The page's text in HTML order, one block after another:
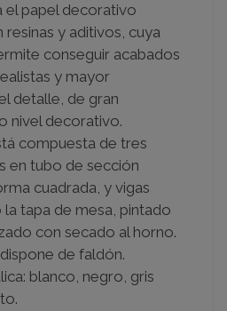
el papel decorativo
y aditivos, cuya
conseguir acabados
y mayor
detalle, de gran
nivel decorativo.
compuesta de tres
en tubo de sección
cuadrada, y vigas
la tapa de mesa, pintado
con secado al horno.
de faldón.
blanco, negro, gris